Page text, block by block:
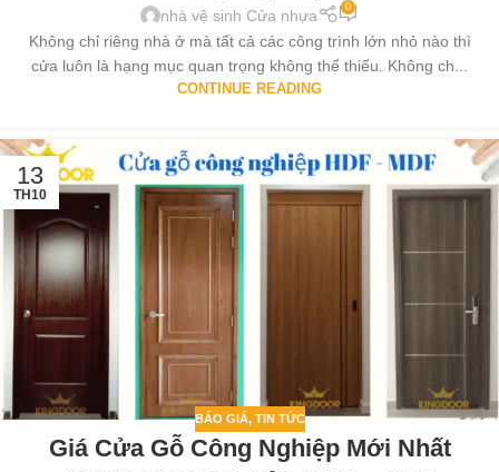
nhà vệ sinh Cửa nhựa 0
Không chỉ riêng nhà ở mà tất cả các công trình lớn nhỏ nào thì
cửa luôn là hạng mục quan trọng không thể thiếu. Không ch...
CONTINUE READING
13
TH10
BÁO GIÁ, TIN TỨC
Giá Cửa Gỗ Công Nghiệp Mới Nhất